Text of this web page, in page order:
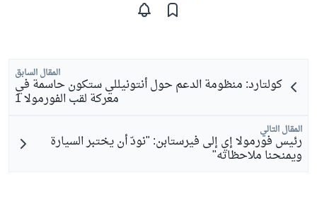
المقال السابق
كولتارد: منظومة الدعم حول أنتونيللي ستكون حاسمة في
معركة لقب الفورمولا 1
المقال التالي
رئيس فورمولا إي إلى فيرستابن: "نودّ أن يختبر السيارة
ويمنحنا ملاحظاته"